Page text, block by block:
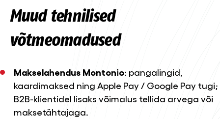
Muud tehnilised
võtmeomadused
Makselahendus Montonio: pangalingid,
kaardimaksed ning Apple Pay / Google Pay tugi;
B2B-klientidel lisaks võimalus tellida arvega või
maksetähtajaga.